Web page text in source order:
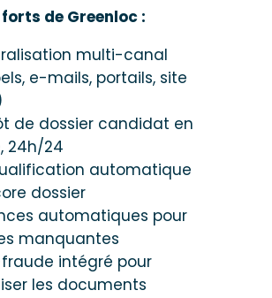
de Greenloc :
multi-canal
e-mails, portails, site
de dossier candidat en
24h/24
automatique
dossier
automatiques pour
manquantes
intégré pour
les documents